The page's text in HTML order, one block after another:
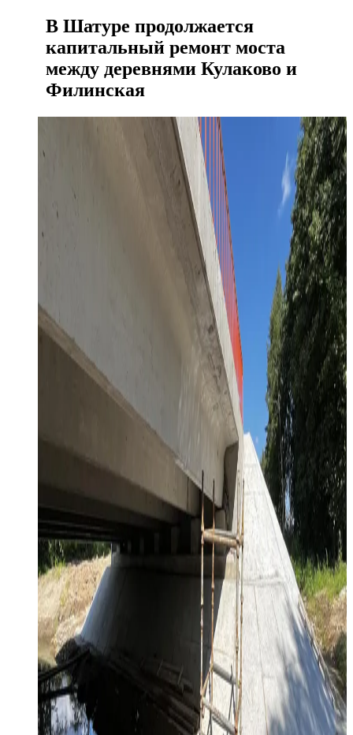
В Шатуре продолжается
капитальный ремонт моста
между деревнями Кулаково и
Филинская